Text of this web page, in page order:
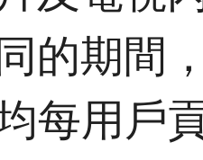
的期間
每用戶